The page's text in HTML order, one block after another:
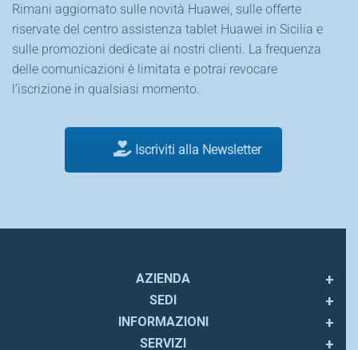
Rimani aggiornato sulle novità Huawei, sulle offerte
riservate del centro assistenza tablet Huawei in Sicilia e
sulle promozioni dedicate ai nostri clienti. La frequenza
delle comunicazioni è limitata e potrai revocare
l’iscrizione in qualsiasi momento.
Iscriviti alla Newsletter
AZIENDA
SEDI
INFORMAZIONI
SERVIZI